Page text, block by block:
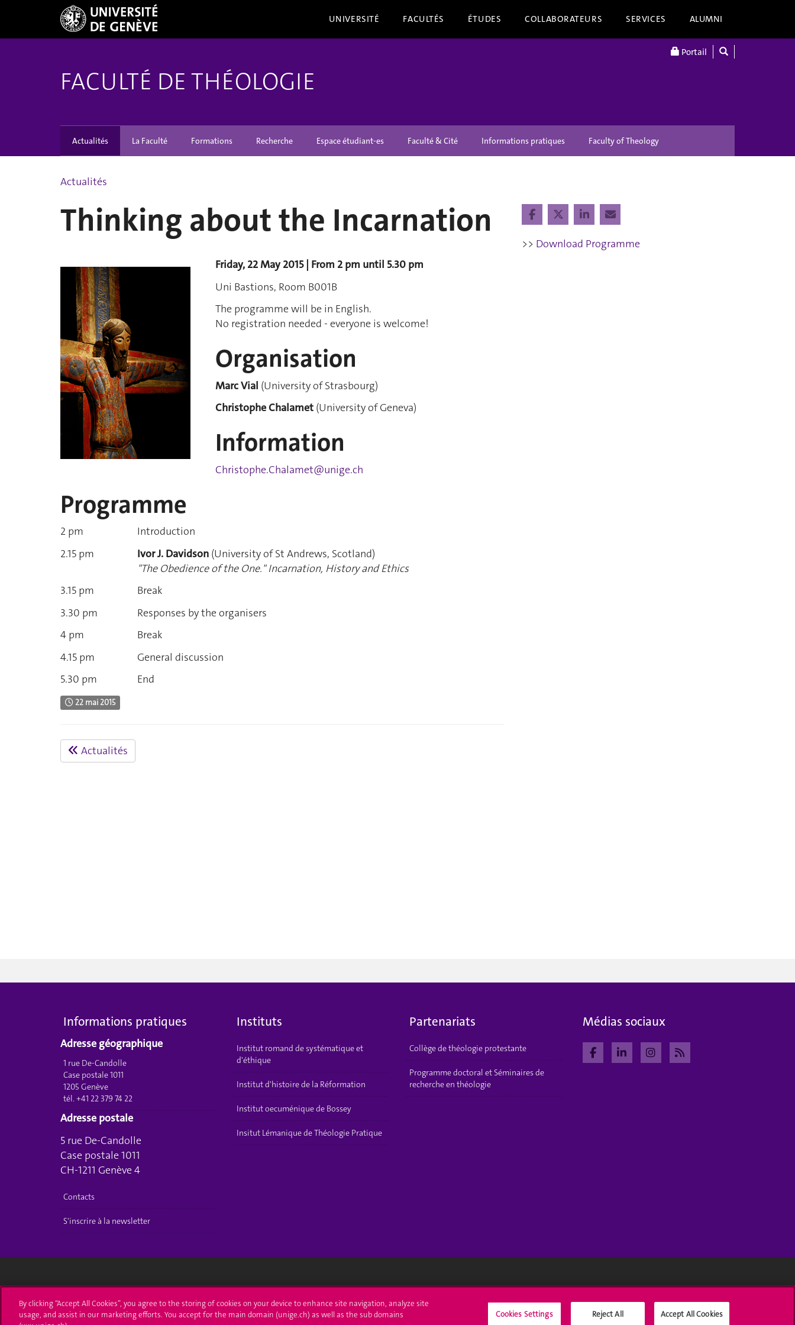
UNIVERSITÉ FACULTÉS ÉTUDES COLLABORATEURS SERVICES ALUMNI
Portail
FACULTÉ DE THÉOLOGIE
Actualités La Faculté Formations Recherche Espace étudiant-es Faculté & Cité Informations pratiques Faculty of Theology
Actualités
Thinking about the Incarnation
Friday, 22 May 2015 | From 2 pm until 5.30 pm
Uni Bastions, Room B001B
The programme will be in English.
No registration needed - everyone is welcome!
Organisation
Marc Vial (University of Strasbourg)
Christophe Chalamet (University of Geneva)
Information
Christophe.Chalamet@unige.ch
Programme
2 pm
Introduction
2.15 pm
Ivor J. Davidson(University of St Andrews, Scotland)
"The Obedience of the One." Incarnation, History and Ethics
3.15 pm
Break
3.30 pm
Responses by the organisers
4 pm
Break
4.15 pm
General discussion
5.30 pm
End
22 mai 2015
Actualités
>> Download Programme
Informations pratiques
Adresse géographique
1 rue De-Candolle
Case postale 1011
1205 Genève
tél. +41 22 379 74 22
Adresse postale
5 rue De-Candolle
Case postale 1011
CH-1211 Genève 4
Contacts
S'inscrire à la newsletter
Instituts
Institut romand de systématique et
d'éthique
Institut d'histoire de la Réformation
Institut oecuménique de Bossey
Insitut Lémanique de Théologie Pratique
Partenariats
Collège de théologie protestante
Programme doctoral et Séminaires de
recherche en théologie
Médias sociaux
24 rue du Général-Dufour Immatriculations
By clicking “Accept All Cookies”, you agree to the storing of cookies on your device to enhance site navigation, analyze site
usage, and assist in our marketing efforts. You accept for the main domain (unige.ch) as well as the sub domains
Cookies Settings Reject All Accept All Cookies